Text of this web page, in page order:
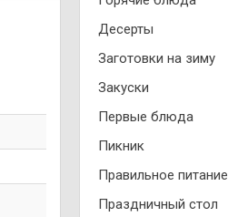
Десерты
Заготовки на зиму
Закуски
Первые блюда
Пикник
Правильное питание
Праздничный стол